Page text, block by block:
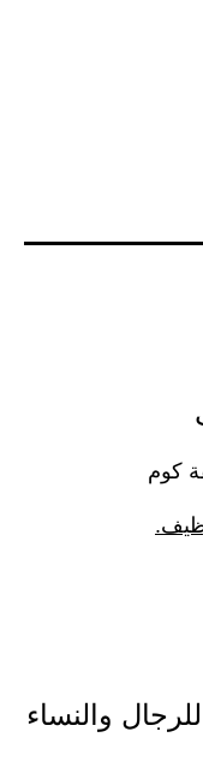
كوم
114 وظيفة للرجال والنساء